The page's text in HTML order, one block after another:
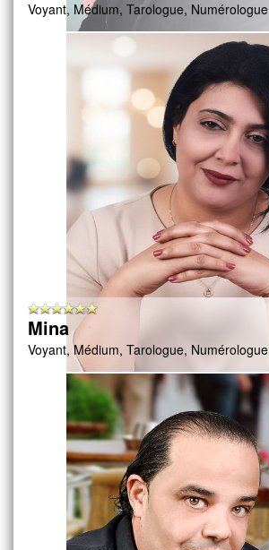
Voyant, Médium, Tarologue, Numérologue
Mina
Voyant, Médium, Tarologue, Numérologue